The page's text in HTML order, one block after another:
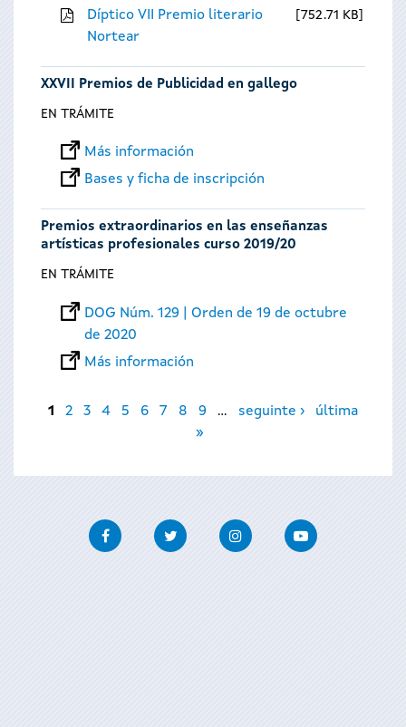
Díptico VII Premio literario
Nortear
752.71 KB
XXVII Premios de Publicidad en gallego
EN TRÁMITE
Más información
Bases y ficha de inscripción
Premios extraordinarios en las enseñanzas
artísticas profesionales curso 2019/20
EN TRÁMITE
DOG Núm. 129 | Orden de 19 de octubre
de 2020
Más información
Páginas
1 2 3 4 5 6 7 8 9 … seguinte ›
última
»
FacebookTwitter InstagramYoutube